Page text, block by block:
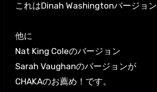
これはDinah Washingtonバージョン
他に
Nat King Coleのバージョン
Sarah Vaughanのバージョンが
CHAKAのお薦め！です。